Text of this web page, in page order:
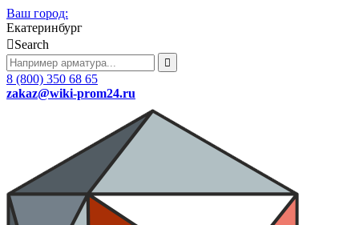
Ваш город:
Екатеринбург
Search
8 (800) 350 68 65
zakaz@wiki-prom24.ru